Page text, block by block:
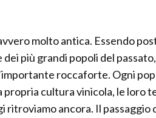
molto antica. Essendo
più grandi popoli del
roccaforte. Ogni
cultura vinicola, le loro
ancora. Il passaggio